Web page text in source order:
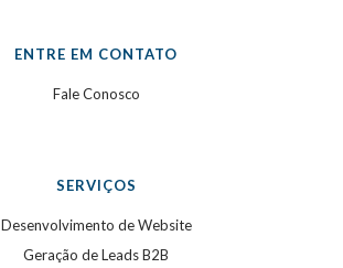
ENTRE EM CONTATO
Fale Conosco
SERVIÇOS
Desenvolvimento de Website
Geração de Leads B2B